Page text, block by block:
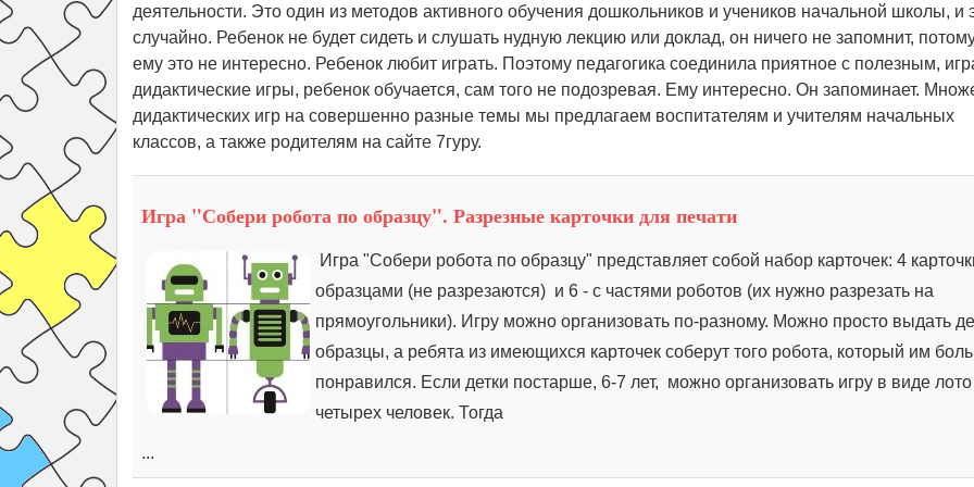
деятельности. Это один из методов активного обучения дошкольников и учеников начальной школы, и
случайно. Ребенок не будет сидеть и слушать нудную лекцию или доклад, он ничего не запомнит,
ему это не интересно. Ребенок любит играть. Поэтому педагогика соединила приятное с полезным,
дидактические игры, ребенок обучается, сам того не подозревая. Ему интересно. Он запоминает.
дидактических игр на совершенно разные темы мы предлагаем воспитателям и учителям начальных
классов, а также родителям на сайте 7гуру.
Игра "Собери робота по образцу". Разрезные карточки для печати
Игра "Собери робота по образцу" представляет собой набор карточек: 4
образцами (не разрезаются) и 6 - с частями роботов (их нужно разрезать на
прямоугольники). Игру можно организовать по-разному. Можно просто выдать
образцы, а ребята из имеющихся карточек соберут того робота, который им
понравился. Если детки постарше, 6-7 лет, можно организовать игру в виде
четырех человек. Тогда
...